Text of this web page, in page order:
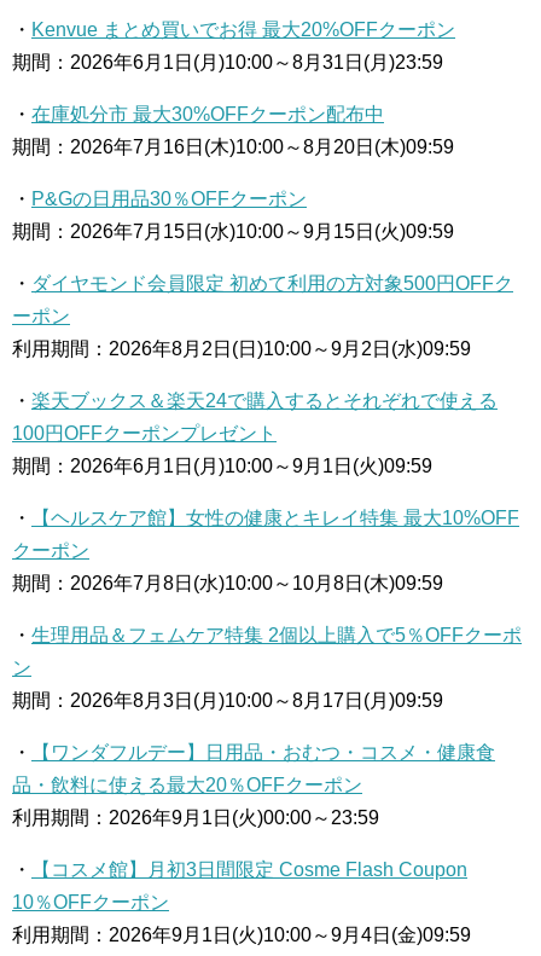
・ Kenvue まとめ買いでお得 最大20%OFFクーポン
期間：2026年6月1日(月)10:00～8月31日(月)23:59
・ 在庫処分市 最大30%OFFクーポン配布中
期間：2026年7月16日(木)10:00～8月20日(木)09:59
・ P&Gの日用品30％OFFクーポン
期間：2026年7月15日(水)10:00～9月15日(火)09:59
・ ダイヤモンド会員限定 初めて利用の方対象500円OFFク
ーポン
利用期間：2026年8月2日(日)10:00～9月2日(水)09:59
・ 楽天ブックス＆楽天24で購入するとそれぞれで使える
100円OFFクーポンプレゼント
期間：2026年6月1日(月)10:00～9月1日(火)09:59
・
【ヘルスケア館】女性の健康とキレイ特集 最大10%OFF
クーポン
期間：2026年7月8日(水)10:00～10月8日(木)09:59
・ 生理用品＆フェムケア特集 2個以上購入で5％OFFクーポ
ン
期間：2026年8月3日(月)10:00～8月17日(月)09:59
・
【ワンダフルデー】日用品・おむつ・コスメ・健康食
品・飲料に使える最大20％OFFクーポン
利用期間：2026年9月1日(火)00:00～23:59
・
【コスメ館】月初3日間限定 Cosme Flash Coupon
10％OFFクーポン
利用期間：2026年9月1日(火)10:00～9月4日(金)09:59